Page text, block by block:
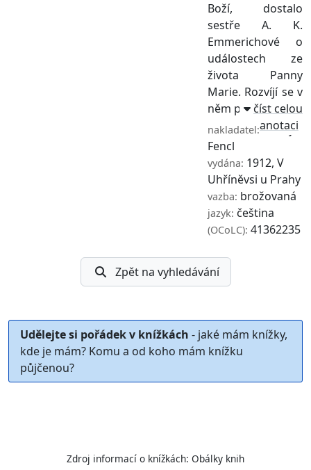
Boží, dostalo
sestře A. K.
Emmerichové o
událostech ze
života Panny
Marie. Rozvíjí se v
něm překrásné ...
číst celou
anotaci
nakladatel:Matěj
Fencl
vydána: 1912, V
Uhříněvsi u Prahy
vazba: brožovaná
jazyk: čeština
(OCoLC): 41362235
Zpět na vyhledávání
Udělejte si pořádek v knížkách - jaké mám knížky,
kde je mám? Komu a od koho mám knížku
půjčenou?
Zdroj informací o knížkách: Obálky knih